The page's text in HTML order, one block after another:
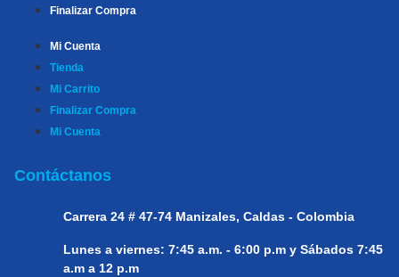
Finalizar Compra
Mi Cuenta
Tienda
Mi Carrito
Finalizar Compra
Mi Cuenta
Contáctanos
Carrera 24 # 47-74 Manizales, Caldas - Colombia
Lunes a viernes: 7:45 a.m. - 6:00 p.m y Sábados 7:45
a.m a 12 p.m